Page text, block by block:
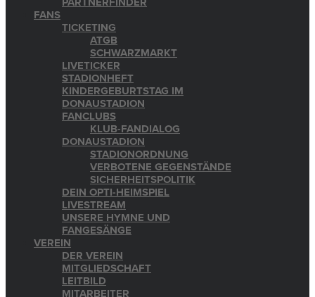
FANS
TICKETING
ATGB
SCHWARZMARKT
LIVETICKER
STADIONHEFT
KINDERGEBURTSTAG IM
DONAUSTADION
FANCLUBS
KLUB-FANDIALOG
DONAUSTADION
STADIONORDNUNG
VERBOTENE GEGENSTÄNDE
SICHERHEITSPOLITIK
DEIN OPTI-HEIMSPIEL
LIVESTREAM
UNSERE HYMNE UND
FANGESÄNGE
VEREIN
DER VEREIN
MITGLIEDSCHAFT
LEITBILD
MITARBEITER